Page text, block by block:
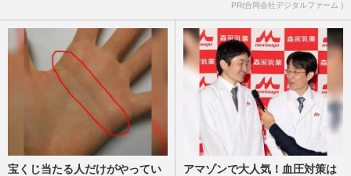
PR(合同会社デジタルファーム )
宝くじ当たる人だけがやってい
アマゾンで大人気！血圧対策は